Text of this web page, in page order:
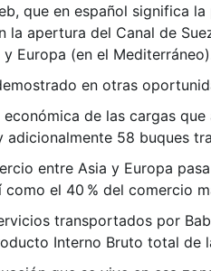
que en español significa
la apertura del Canal de
Europa (en el
en otras
de las cargas
58 buques
entre Asia y Europa
el 40 % del comercio
transportados por
Interno Bruto total de